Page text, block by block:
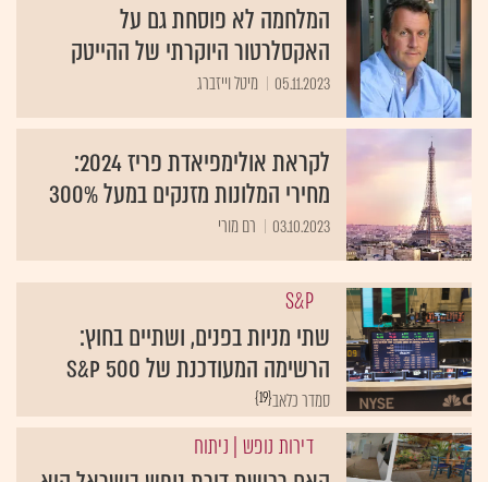
המלחמה לא פוסחת גם על
האקסלרטור היוקרתי של ההייטק
05.11.2023 מיטל וייזברג
לקראת אולימפיאדת פריז 2024:
מחירי המלונות מזנקים במעל 300%
03.10.2023 רם מורי
S&P
שתי מניות בפנים, ושתיים בחוץ:
הרשימה המעודכנת של S&P 500
{19}סמדר כלאב
דירות נופש | ניתוח